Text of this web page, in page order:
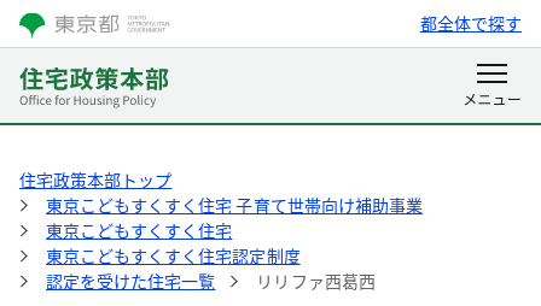
都全体で探す
住宅政策本部トップ
東京こどもすくすく住宅 子育て世帯向け補助事業
東京こどもすくすく住宅
東京こどもすくすく住宅認定制度
認定を受けた住宅一覧
リリファ西葛西